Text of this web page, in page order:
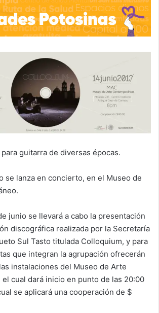
guitarra de diversas épocas.
se lanza en concierto, en el Museo de
junio se llevará a cabo la presentación
discográfica realizada por la Secretaría
Sul Tasto titulada Colloquium, y para
que integran la agrupación ofrecerán
instalaciones del Museo de Arte
cual dará inicio en punto de las 20:00
se aplicará una cooperación de $